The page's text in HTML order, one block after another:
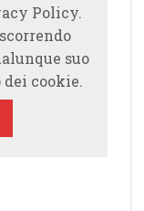
Policy.
suo
cookie.